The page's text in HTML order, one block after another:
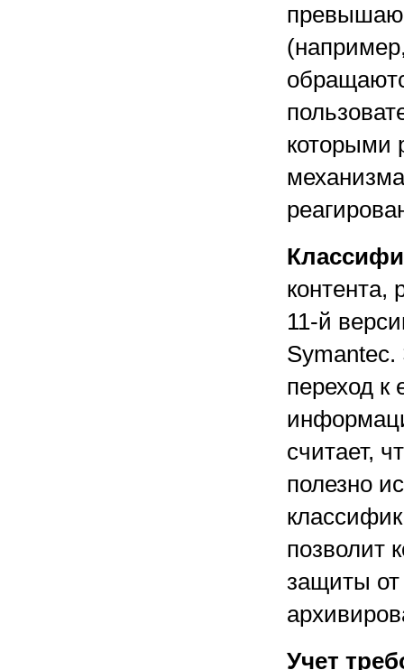
которыми
контента,
11-й
Symantec.
переход
считает,
полезно
позволит
защиты от
Учет